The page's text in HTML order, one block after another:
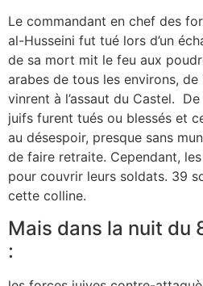
Le commandant en chef des
al-Husseini fut tué lors d’un
de sa mort mit le feu aux
arabes de tous les environs, de
vinrent à l’assaut du Castel.
juifs furent tués ou blessés et
au désespoir, presque sans
de faire retraite. Cependant,
pour couvrir leurs soldats. 39
cette colline.
Mais dans la nuit du
: